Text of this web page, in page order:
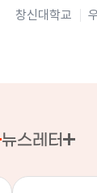
창신대학교
뉴스레터